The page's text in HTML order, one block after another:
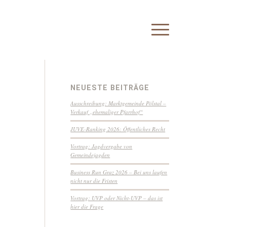
NEUESTE BEITRÄGE
Ausschreibung: Marktgemeinde Pölstal –
Verkauf „ehemaliger Pfarrhof“
JUVE-Ranking 2026: Öffentliches Recht
Vortrag: Jagdvergabe von
Gemeindejagden
Business Run Graz 2026 – Bei uns laufen
nicht nur die Fristen
Vortrag: UVP oder Nicht-UVP – das ist
hier die Frage